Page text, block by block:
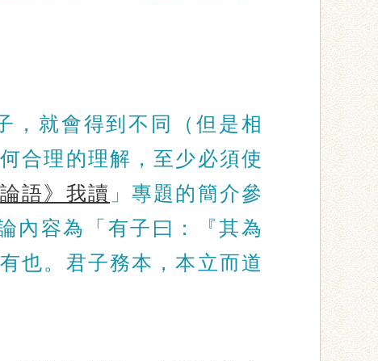
，就會得到不同（但是相
合理的理解，至少必須使
論語》我讀 」專題的簡介參
內容為「有子曰：『其為
也。君子務本，本立而道